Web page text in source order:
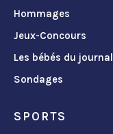
Hommages
Jeux-Concours
Les bébés du journal
Sondages
SPORTS